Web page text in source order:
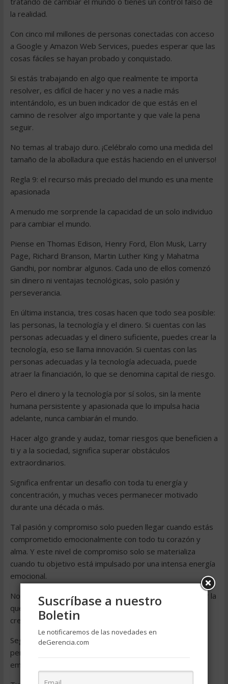
la realidad.
Con cinco mil millones de personas conectadas con acceso
a Google y Amazon Web Services, puedes esperar que las
cosas fáciles se hayan probado y conquistado.
Si estás trabajando en algo que realmente te importa
resolver, es difícil de hacer y no ves a nadie más
intentándolo, es un buen indicador de que estás en el
camino de resolver algo importante y que vale la pena
seguir.
No temas al trabajo duro. ¡Celébralo como una medida del
tamaño de la abolladura que estás haciendo en el universo!
Regla 9: el recurso más preciado del mundo es una mente
apasionada
A menudo me sorprende la capacidad de un solo individuo
para cambiar el mundo.
Piense en Thomas Edison, Henry Ford, Elon Musk, Larry
Page, Richard Branson, Martin Luther King y Mahatma
Gandhi, por nombrar algunos. Cada uno de ellos comenzó
sin dinero ni ventajas tecnológicas, solo pasión y
perseverancia.
En última instancia, tres cosas hacen que todo sea posible:
las personas, la tecnología y el dinero. Si cuentas con las
personas adecuadas y el dinero suficiente, puedes crear la
tecnología, eso se llama innovación. Si cuentas con las
personas adecuadas y la tecnología adecuada, puede
atraer la financiación, lo que se denomina capital de riesgo.
Pero el dinero y la tecnología por sí solos, sin la mente
humana persistente y apasionada que lo impulsa hacia
adelante, nunca cambiarán el mundo.
Hacer algo grande y audaz, tomar riesgos que beneficien a
ti y a la sociedad, significa superar obstáculos
extraordinarios.
Significa enfrentar un desafío con toda tu energía y
concentración, y muchas veces permanecer motivado
durante una década o más.
Tal pasión y compromiso solo pueden llegar cuando estás
comprometido emocionalmente con todo tu corazón y
alma. Y este nivel de compromiso solo se materializa
cuando tu objetivo está impulsado por una intensa energía
emocional.
No hay nada más poderoso en tu vida que una causa por la
que morirías voluntariamente, ya sea tu familia o una
creencia que consideras fundamental para tu existencia.
Seguir esta pasión es cómo creas un mundo que vale la
pena vivir, una vida que te despierta por la mañana y te
emociona.
Suscríbase a nuestro
Boletin
Le notificaremos de las novedades en
deGerencia.com